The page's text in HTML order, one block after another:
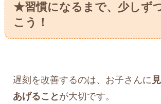
★習慣になるまで、少しず
こう！
遅刻を改善するのは、お子さんに
あげること が大切です。